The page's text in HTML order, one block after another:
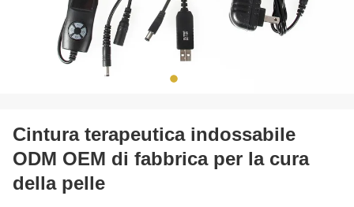
Cintura terapeutica indossabile
ODM OEM di fabbrica per la cura
della pelle